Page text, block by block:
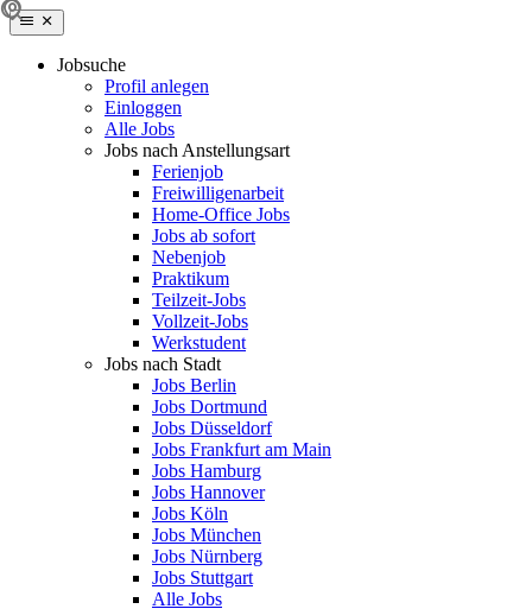
Jobsuche
Profil anlegen
Einloggen
Alle Jobs
Jobs nach Anstellungsart
Ferienjob
Freiwilligenarbeit
Home-Office Jobs
Jobs ab sofort
Nebenjob
Praktikum
Teilzeit-Jobs
Vollzeit-Jobs
Werkstudent
Jobs nach Stadt
Jobs Berlin
Jobs Dortmund
Jobs Düsseldorf
Jobs Frankfurt am Main
Jobs Hamburg
Jobs Hannover
Jobs Köln
Jobs München
Jobs Nürnberg
Jobs Stuttgart
Alle Jobs